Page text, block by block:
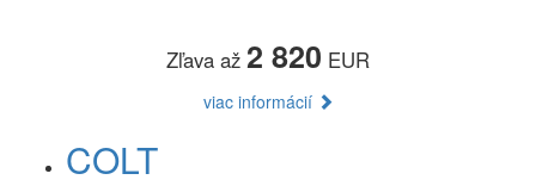
Zľava až 2 820 EUR
viac informácií
COLT